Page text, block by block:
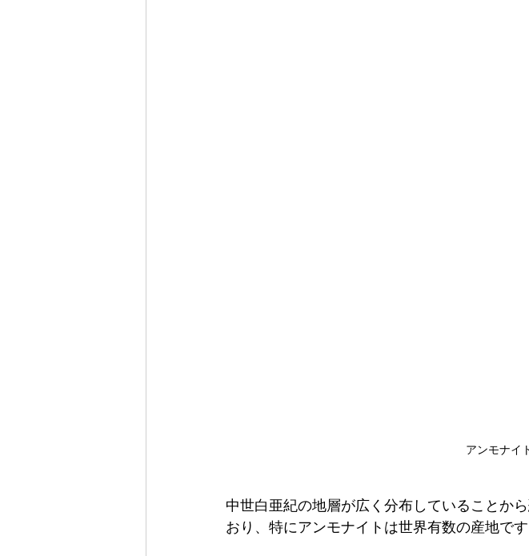
アンモナイ
中世白亜紀の地層が広く分布していることか
おり、特にアンモナイトは世界有数の産地です